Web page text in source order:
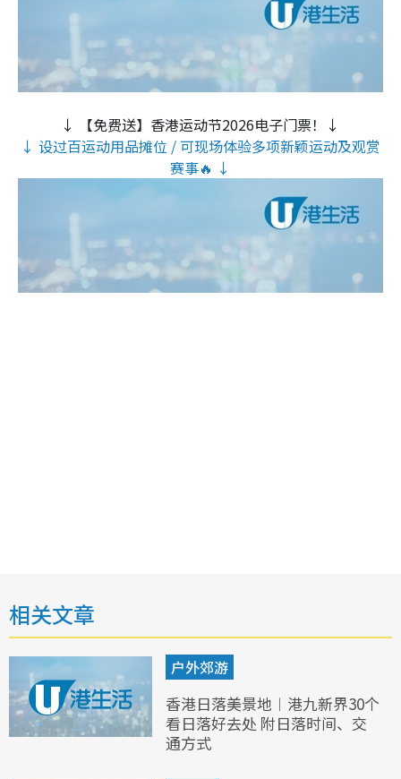
↓ 【免费送】香港运动节2026电子门票！↓
↓ 设过百运动用品摊位 / 可现场体验多项新颖运动及观赏
赛事🔥 ↓
相关文章
户外郊游
香港日落美景地︱港九新界30个
看日落好去处 附日落时间、交
通方式